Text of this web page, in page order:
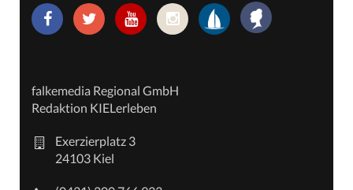
falkemedia Regional GmbH
Redaktion KIELerleben
Exerzierplatz 3
24103 Kiel